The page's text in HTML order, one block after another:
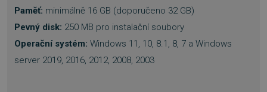
Paměť: minimálně 16 GB (doporučeno 32 GB)
Pevný disk: 250 MB pro instalační soubory
Operační systém: Windows 11, 10, 8.1, 8, 7 a Windows
server 2019, 2016, 2012, 2008, 2003
__cf_bm